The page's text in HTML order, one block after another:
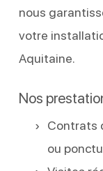
nous
votre
Aquitaine.
Nos
Contrats
ou